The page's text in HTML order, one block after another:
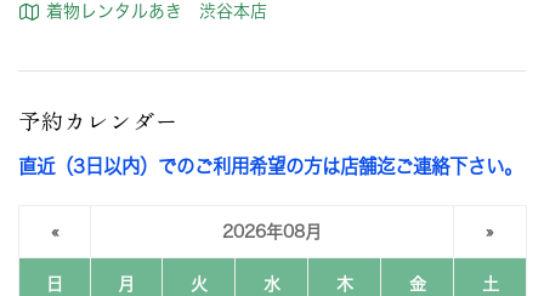
着物レンタルあき 渋谷本店
予約カレンダー
直近（3日以内）でのご利用希望の方は店舗迄ご連絡下さい。
« 2026年08月 »
日 月 火 水 木 金 土